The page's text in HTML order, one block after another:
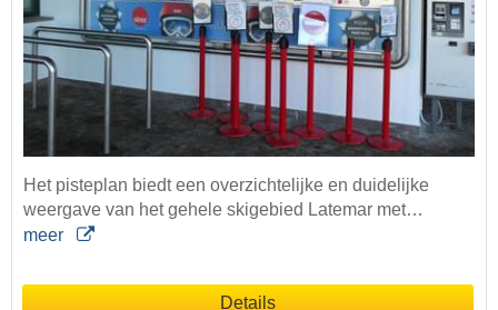
Het pisteplan biedt een overzichtelijke en duidelijke
weergave van het gehele skigebied Latemar met…
meer
Details